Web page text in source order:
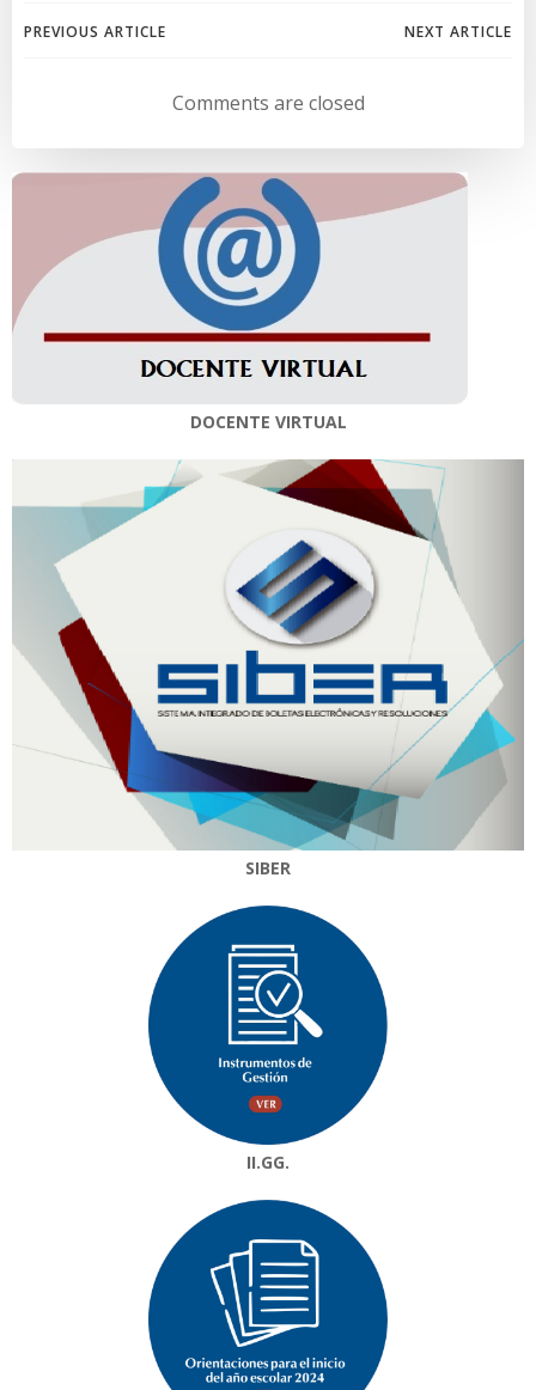
Navegación
entradas
PREVIOUS ARTICLE
Navegación
de
entradas
NEXT ARTICLE
Comments are closed
DOCENTE VIRTUAL
SIBER
II.GG.